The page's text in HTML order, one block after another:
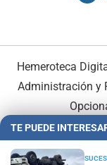
Hemeroteca
Administración y
TE PUEDE